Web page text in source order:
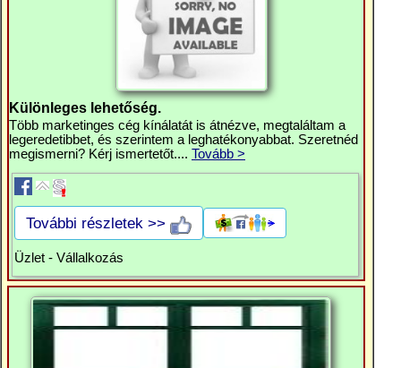
Különleges lehetőség.
Több marketinges cég kínálatát is átnézve, megtaláltam a
legeredetibbet, és szerintem a leghatékonyabbat. Szeretnéd
megismerni? Kérj ismertetőt.... Tovább >
További részletek >>
Üzlet - Vállalkozás